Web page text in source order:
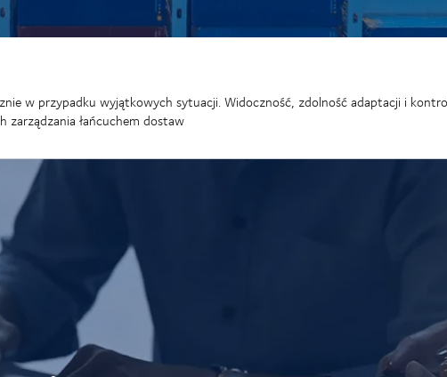
w przypadku wyjątkowych sytuacji. Widoczność, zdolność adaptacji i
zarządzania łańcuchem dostaw